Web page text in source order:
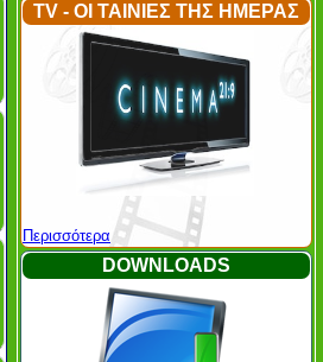
TV - ΟΙ ΤΑΙΝΙΕΣ ΤΗΣ ΗΜΕΡΑΣ
Περισσότερα
DOWNLOADS